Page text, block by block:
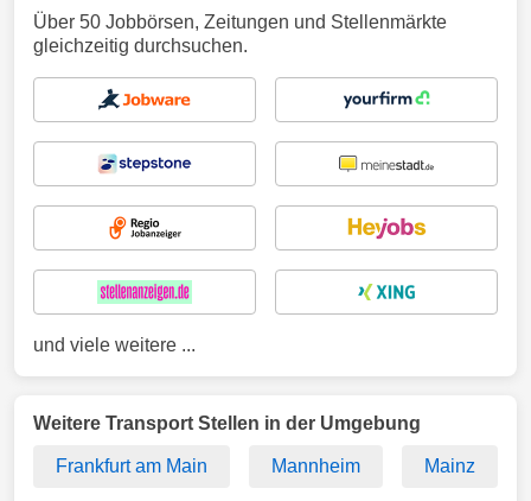
Über 50 Jobbörsen, Zeitungen und Stellenmärkte
gleichzeitig durchsuchen.
und viele weitere ...
Weitere Transport Stellen in der Umgebung
Frankfurt am Main Mannheim Mainz